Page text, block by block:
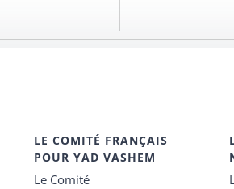
LE COMITÉ FRANÇAIS
POUR YAD VASHEM
Le Comité